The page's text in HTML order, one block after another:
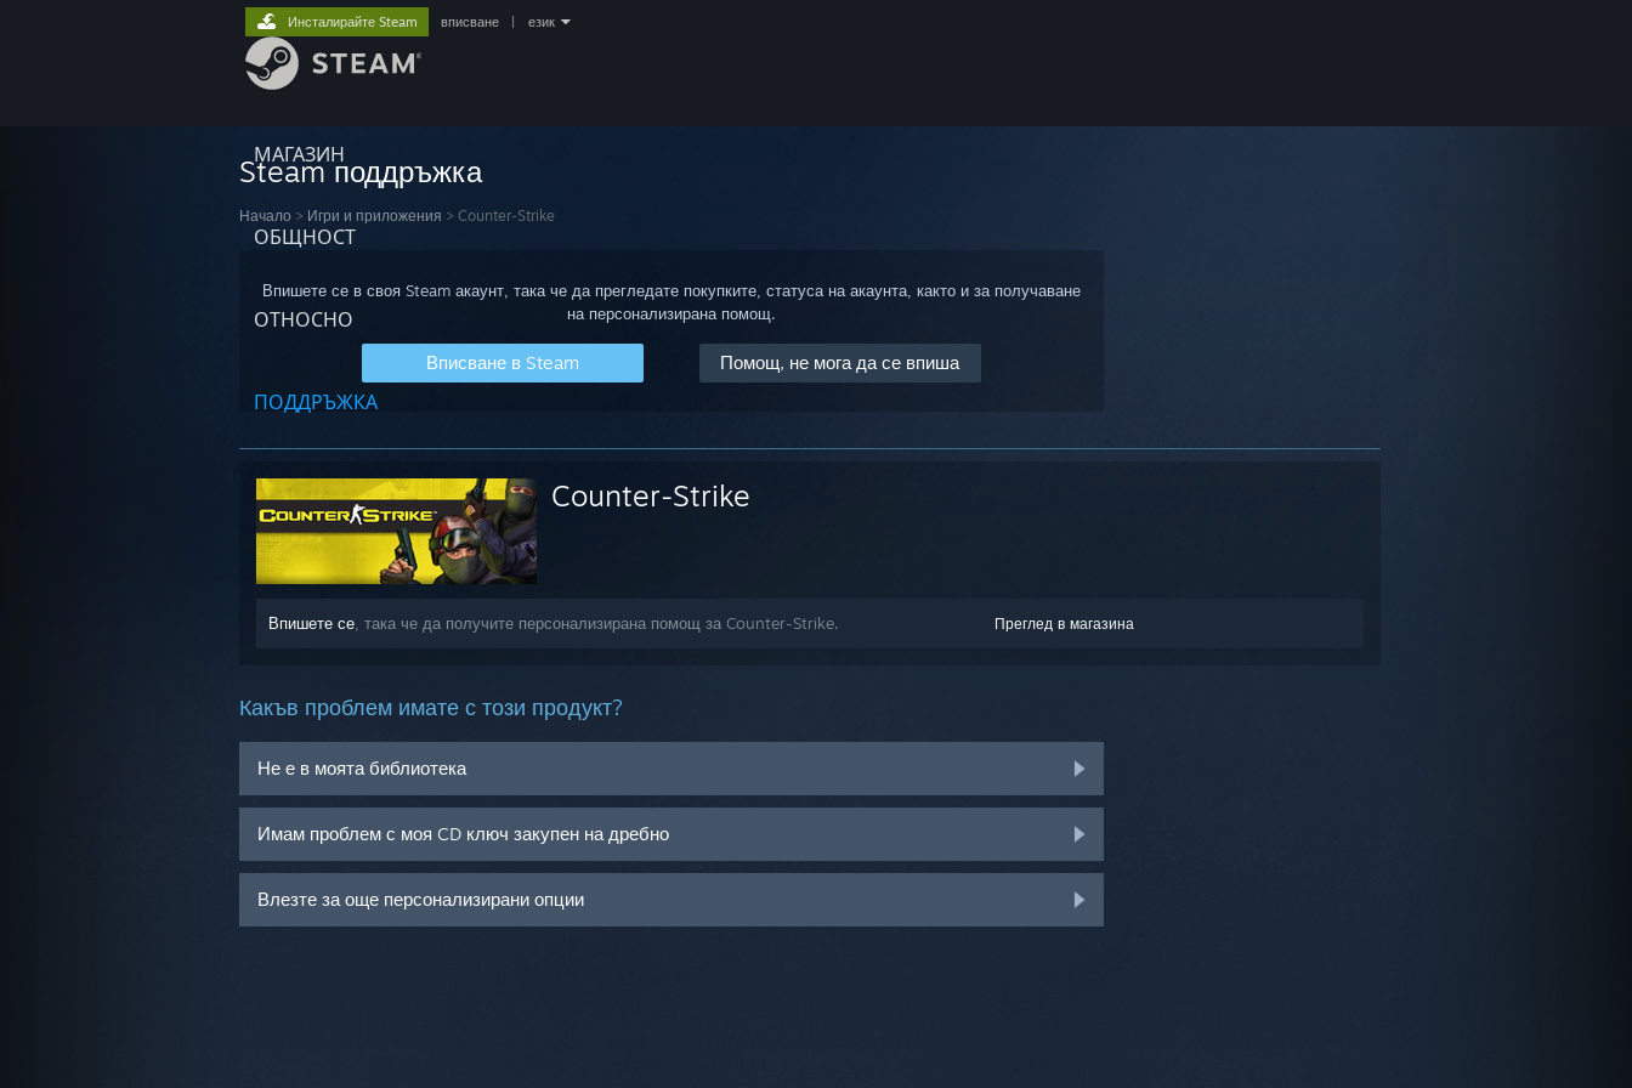
МАГАЗИН
ОБЩНОСТ
ОТНОСНО
ПОДДРЪЖКА
Инсталирайте Steam вписване език
Steam поддръжка
Начало > Игри и приложения > Counter-Strike
Впишете се в своя Steam акаунт, така че да прегледате покупките, статуса на акаунта, както и за получаване
на персонализирана помощ.
Вписване в Steam Помощ, не мога да се впиша
Counter-Strike
Преглед в магазина
Впишете се , така че да получите персонализирана помощ за Counter-Strike.
Какъв проблем имате с този продукт?
Не е в моята библиотека
Имам проблем с моя CD ключ закупен на дребно
Влезте за още персонализирани опции